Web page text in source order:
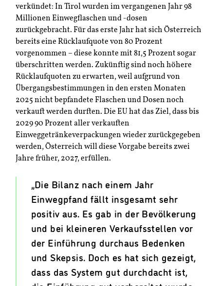
verkündet: In Tirol wurden im vergangenen Jahr 98
Millionen Einwegflaschen und -dosen
zurückgebracht. Für das erste Jahr hat sich Österreich
bereits eine Rücklaufquote von 80 Prozent
vorgenommen – diese konnte mit 81,5 Prozent sogar
überschritten werden. Zukünftig sind noch höhere
Rücklaufquoten zu erwarten, weil aufgrund von
Übergangsbestimmungen in den ersten Monaten
2025 nicht bepfandete Flaschen und Dosen noch
verkauft werden durften. Die EU hat das Ziel, dass bis
2029 90 Prozent aller verkauften
Einweggetränkeverpackungen wieder zurückgegeben
werden, Österreich will diese Vorgabe bereits zwei
Jahre früher, 2027, erfüllen.
„Die Bilanz nach einem Jahr
Einwegpfand fällt insgesamt sehr
positiv aus. Es gab in der Bevölkerung
und bei kleineren Verkaufsstellen vor
der Einführung durchaus Bedenken
und Skepsis. Doch es hat sich gezeigt,
dass das System gut durchdacht ist,